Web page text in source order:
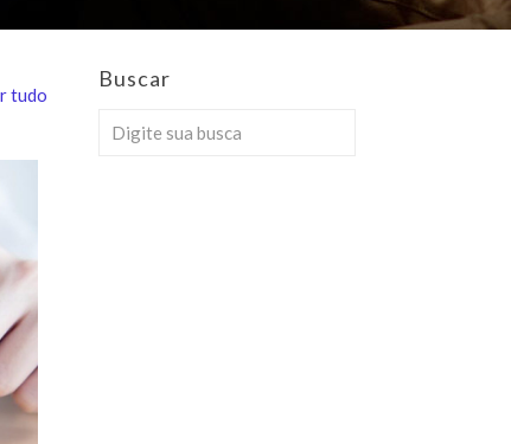
tudo
Buscar